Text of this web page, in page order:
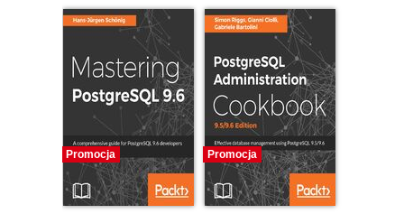
Promocja Promocja